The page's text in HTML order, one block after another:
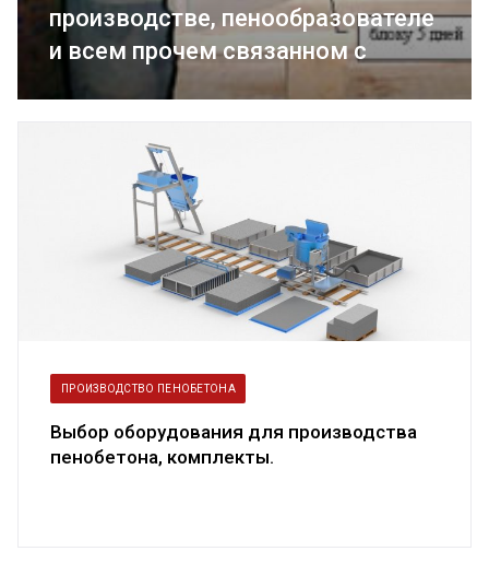
производстве, пенообразователе
и всем прочем связанном с
пенобетоном
ПРОИЗВОДСТВО ПЕНОБЕТОНА
Выбор оборудования для производства
пенобетона, комплекты.